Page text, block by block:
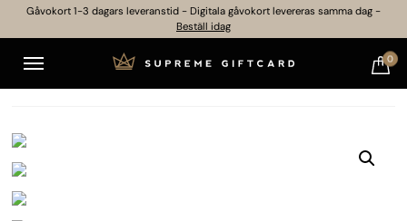
Gåvokort 1-3 dagars leveranstid - Digitala gåvokort levereras samma dag -
Beställ idag
0